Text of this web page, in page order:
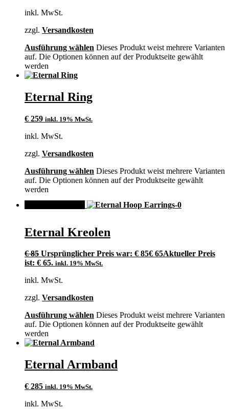
inkl. MwSt.
zzgl. Versandkosten
Ausführung wählen Dieses Produkt weist mehrere Varianten
auf. Die Optionen können auf der Produktseite gewählt
werden
Eternal Ring
€ 259 inkl. 19% MwSt.
inkl. MwSt.
zzgl. Versandkosten
Ausführung wählen Dieses Produkt weist mehrere Varianten
auf. Die Optionen können auf der Produktseite gewählt
werden
Eternal Kreolen
€85 Ursprünglicher Preis war: € 85€ 65Aktueller Preis
ist: € 65. inkl. 19% MwSt.
inkl. MwSt.
zzgl. Versandkosten
Ausführung wählen Dieses Produkt weist mehrere Varianten
auf. Die Optionen können auf der Produktseite gewählt
werden
Eternal Armband
€ 285 inkl. 19% MwSt.
inkl. MwSt.